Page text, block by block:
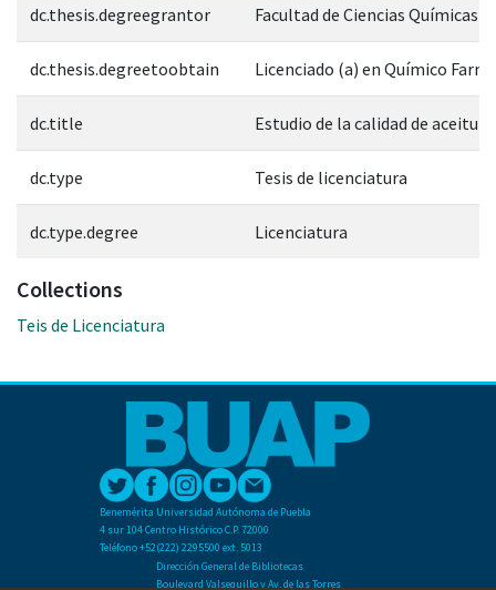
dc.thesis.degreegrantor Facultad de Ciencias Químicas
dc.thesis.degreetoobtain Licenciado (a) en Químico
dc.title Estudio de la calidad de
dc.type Tesis de licenciatura
dc.type.degree Licenciatura
Collections
Teis de Licenciatura
Benemérita Universidad Autónoma de Puebla
4 sur 104 Centro Histórico C.P. 72000
Teléfono +52(222) 2295500 ext. 5013
Dirección General de Bibliotecas
Boulevard Valsequillo y Av. de las Torres